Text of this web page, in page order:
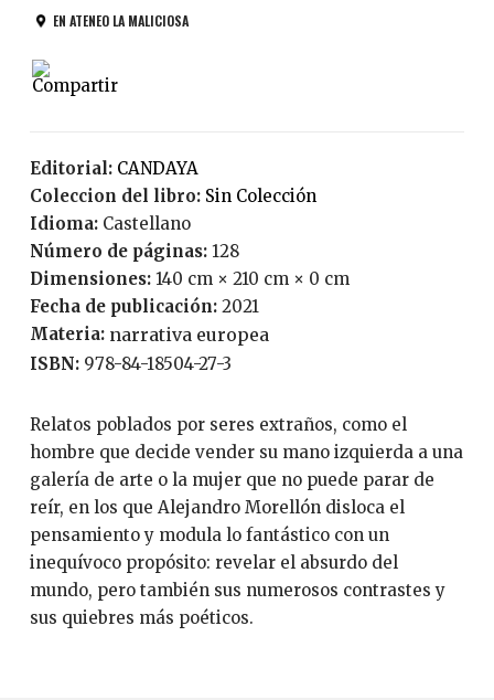
EN ATENEO LA MALICIOSA
Editorial:
CANDAYA
Coleccion del libro:
Sin Colección
Idioma:
Castellano
Número de páginas: 128
Dimensiones: 140 cm × 210 cm × 0 cm
Fecha de publicación:
2021
Materia: narrativa europea
ISBN: 978-84-18504-27-3
Relatos poblados por seres extraños, como el
hombre que decide vender su mano izquierda a una
galería de arte o la mujer que no puede parar de
reír, en los que Alejandro Morellón disloca el
pensamiento y modula lo fantástico con un
inequívoco propósito: revelar el absurdo del
mundo, pero también sus numerosos contrastes y
sus quiebres más poéticos.